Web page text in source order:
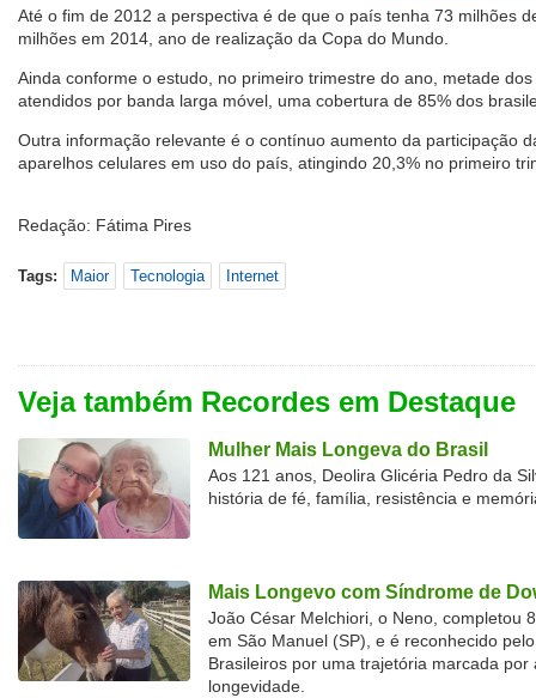
Até o fim de 2012 a perspectiva é de que o país tenha 73 milhões
milhões em 2014, ano de realização da Copa do Mundo.
Ainda conforme o estudo, no primeiro trimestre do ano, metade
atendidos por banda larga móvel, uma cobertura de 85% dos
Outra informação relevante é o contínuo aumento da participação
aparelhos celulares em uso do país, atingindo 20,3% no primeiro
Redação: Fátima Pires
Tags: Maior Tecnologia Internet
Veja também Recordes em Destaque
Mulher Mais Longeva do Brasil
Aos 121 anos, Deolira Glicéria Pedro da
história de fé, família, resistência e
Mais Longevo com Síndrome de
João César Melchiori, o Neno, completou
em São Manuel (SP), e é reconhecido
Brasileiros por uma trajetória marcada por
longevidade.